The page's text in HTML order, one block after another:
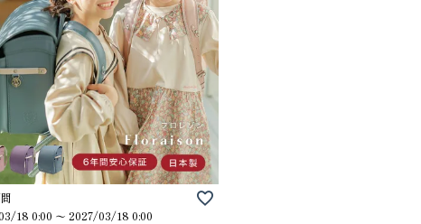
18 0:00 〜 2027/03/18 0:00